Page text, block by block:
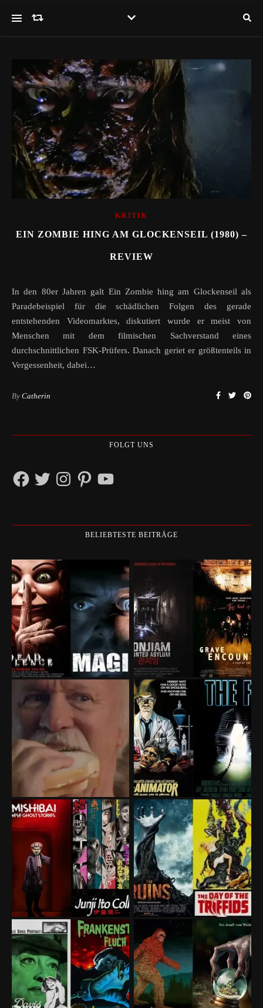
KRITIK
EIN ZOMBIE HING AM GLOCKENSEIL (1980) –
REVIEW
In den 80er Jahren galt Ein Zombie hing am Glockenseil als
Paradebeispiel für die schädlichen Folgen des gerade
entstehenden Videomarktes, diskutiert wurde er meist von
Menschen mit dem filmischen Sachverstand eines
durchschnittlichen FSK-Prüfers. Danach geriet er größtenteils in
Vergessenheit, dabei…
By Catherin
FOLGT UNS
FacebookTwitterInstagramPinterestYouTube
BELIEBTESTE BEITRÄGE